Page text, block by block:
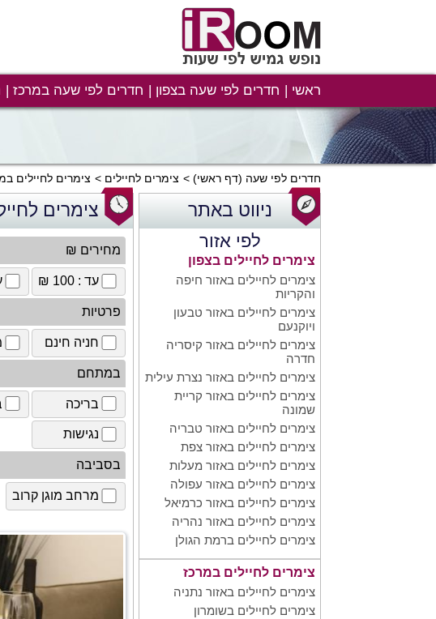
ראשי חדרים לפי שעה בצפון חדרים לפי שעה במרכז
חדרים לפי שעה (דף ראשי) צימרים לחיילים צימרים לחיילים
ניווט באתר
לפי אזור
צימרים לחיילים בצפון
צימרים לחיילים באזור חיפה
והקריות
צימרים לחיילים באזור טבעון
ויוקנעם
צימרים לחיילים באזור קיסריה
חדרה
צימרים לחיילים באזור נצרת עילית
צימרים לחיילים באזור קריית
שמונה
צימרים לחיילים באזור טבריה
צימרים לחיילים באזור צפת
צימרים לחיילים באזור מעלות
צימרים לחיילים באזור עפולה
צימרים לחיילים באזור כרמיאל
צימרים לחיילים באזור נהריה
צימרים לחיילים ברמת הגולן
צימרים לחיילים במרכז
צימרים לחיילים באזור נתניה
צימרים לחיילים בשומרון
צימרים
מחירים ₪
עד : 100 ₪
פרטיות
חניה חינם
במתחם
בריכה
נגישות
בסביבה
מרחב מוגן קרוב